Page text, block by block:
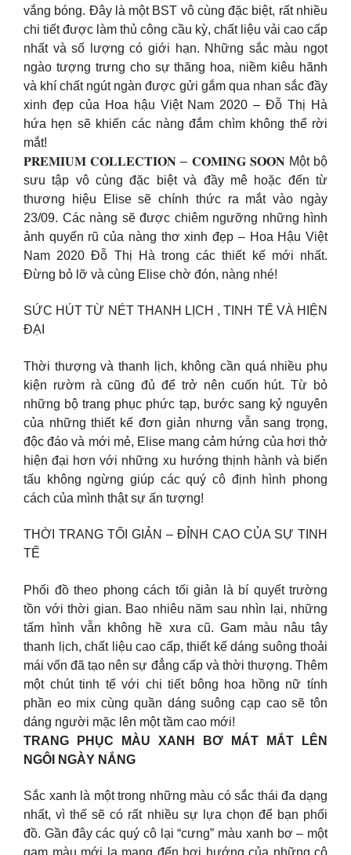
vắng bóng. Đây là một BST vô cùng đặc biệt, rất nhiều
chi tiết được làm thủ công cầu kỳ, chất liệu vải cao cấp
nhất và số lượng có giới hạn. Những sắc màu ngọt
ngào tượng trưng cho sự thăng hoa, niềm kiêu hãnh
và khí chất ngút ngàn được gửi gắm qua nhan sắc đầy
xinh đẹp của Hoa hậu Việt Nam 2020 – Đỗ Thị Hà
hứa hẹn sẽ khiến các nàng đắm chìm không thể rời
mắt!
𝐏𝐑𝐄𝐌𝐈𝐔𝐌 𝐂𝐎𝐋𝐋𝐄𝐂𝐓𝐈𝐎𝐍 – 𝐂𝐎𝐌𝐈𝐍𝐆 𝐒𝐎𝐎𝐍 Một bộ
sưu tập vô cùng đặc biệt và đầy mê hoặc đến từ
thương hiệu Elise sẽ chính thức ra mắt vào ngày
23/09. Các nàng sẽ được chiêm ngưỡng những hình
ảnh quyến rũ của nàng thơ xinh đẹp – Hoa Hậu Việt
Nam 2020 Đỗ Thị Hà trong các thiết kế mới nhất.
Đừng bỏ lỡ và cùng Elise chờ đón, nàng nhé!
SỨC HÚT TỪ NÉT THANH LỊCH , TINH TẾ VÀ HIỆN
ĐẠI
Thời thượng và thanh lịch, không cần quá nhiều phụ
kiện rườm rà cũng đủ để trở nên cuốn hút. Từ bỏ
những bộ trang phục phức tạp, bước sang kỷ nguyên
của những thiết kế đơn giản nhưng vẫn sang trọng,
độc đáo và mới mẻ, Elise mang cảm hứng của hơi thở
hiện đại hơn với những xu hướng thịnh hành và biến
tấu không ngừng giúp các quý cô định hình phong
cách của mình thật sự ấn tượng!
THỜI TRANG TỐI GIẢN – ĐỈNH CAO CỦA SỰ TINH
TẾ
Phối đồ theo phong cách tối giản là bí quyết trường
tồn với thời gian. Bao nhiêu năm sau nhìn lại, những
tấm hình vẫn không hề xưa cũ. Gam màu nâu tây
thanh lịch, chất liệu cao cấp, thiết kế dáng suông thoải
mái vốn đã tạo nên sự đẳng cấp và thời thượng. Thêm
một chút tinh tế với chi tiết bông hoa hồng nữ tính
phần eo mix cùng quần dáng suông cạp cao sẽ tôn
dáng người mặc lên một tầm cao mới!
TRANG PHỤC MÀU XANH BƠ MÁT MẮT LÊN
NGÔI NGÀY NẮNG
Sắc xanh là một trong những màu có sắc thái đa dạng
nhất, vì thế sẽ có rất nhiều sự lựa chọn để bạn phối
đồ. Gần đây các quý cô lại “cưng” màu xanh bơ – một